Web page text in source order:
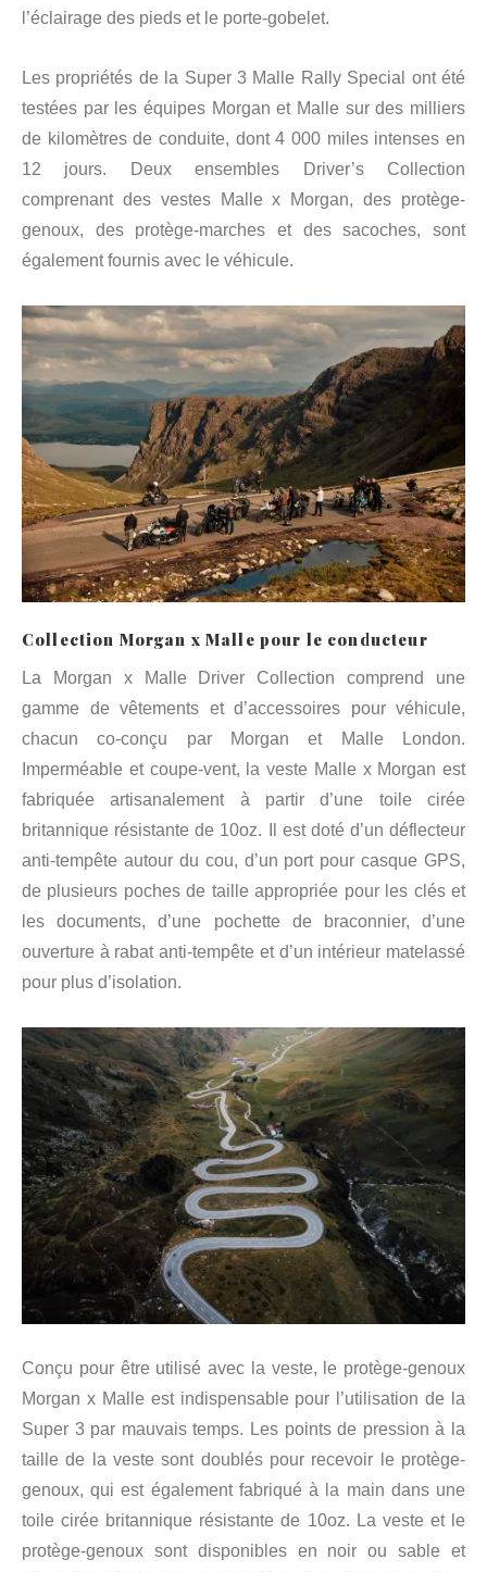
l’éclairage des pieds et le porte-gobelet.
Les propriétés de la Super 3 Malle Rally Special ont été
testées par les équipes Morgan et Malle sur des milliers
de kilomètres de conduite, dont 4 000 miles intenses en
12 jours. Deux ensembles Driver’s Collection
comprenant des vestes Malle x Morgan, des protège-
genoux, des protège-marches et des sacoches, sont
également fournis avec le véhicule.
Collection Morgan x Malle pour le conducteur
La Morgan x Malle Driver Collection comprend une
gamme de vêtements et d’accessoires pour véhicule,
chacun co-conçu par Morgan et Malle London.
Imperméable et coupe-vent, la veste Malle x Morgan est
fabriquée artisanalement à partir d’une toile cirée
britannique résistante de 10oz. Il est doté d’un déflecteur
anti-tempête autour du cou, d’un port pour casque GPS,
de plusieurs poches de taille appropriée pour les clés et
les documents, d’une pochette de braconnier, d’une
ouverture à rabat anti-tempête et d’un intérieur matelassé
pour plus d’isolation.
Conçu pour être utilisé avec la veste, le protège-genoux
Morgan x Malle est indispensable pour l’utilisation de la
Super 3 par mauvais temps. Les points de pression à la
taille de la veste sont doublés pour recevoir le protège-
genoux, qui est également fabriqué à la main dans une
toile cirée britannique résistante de 10oz. La veste et le
protège-genoux sont disponibles en noir ou sable et